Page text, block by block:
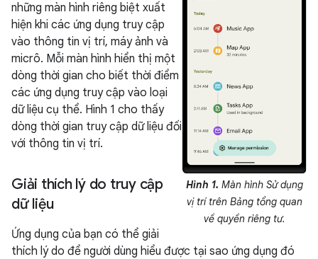
Hình 1. Màn hình Sử dụng
vị trí trên Bảng tổng quan
về quyền riêng tư.
những màn hình riêng biệt xuất
hiện khi các ứng dụng truy cập
vào thông tin vị trí, máy ảnh và
micrô. Mỗi màn hình hiển thị một
dòng thời gian cho biết thời điểm
các ứng dụng truy cập vào loại
dữ liệu cụ thể. Hình 1 cho thấy
dòng thời gian truy cập dữ liệu đối
với thông tin vị trí.
Giải thích lý do truy cập
dữ liệu
Ứng dụng của bạn có thể giải
thích lý do để người dùng hiểu được tại sao ứng dụng đó